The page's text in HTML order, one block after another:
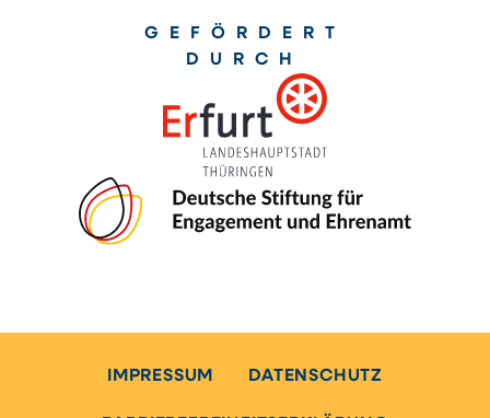
GEFÖRDERT
DURCH
IMPRESSUM DATENSCHUTZ